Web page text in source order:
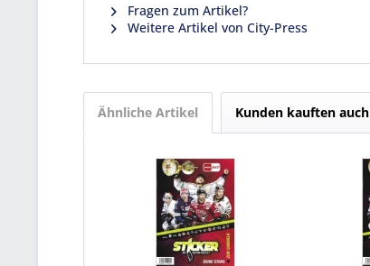
Fragen zum Artikel?
Weitere Artikel von City-Press
Ähnliche Artikel Kunden kauften auch